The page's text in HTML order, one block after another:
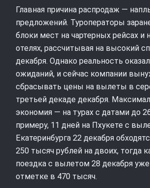
Главная причина распродаж —
предложений. Туроператоры
блоки мест на чартерных рейсах и
отелях, рассчитывая на высокий
декабря. Однако реальность
ожиданий, и сейчас компании
сбрасывать цены на вылеты в
третьей декаде декабря.
экономия — на турах с датами до
примеру, 11 дней на Пхукете с
Екатеринбурга 22 декабря
250 тысяч рублей на двоих, тогда
поездка с вылетом 28 декабря
отметке в 470 тысяч.